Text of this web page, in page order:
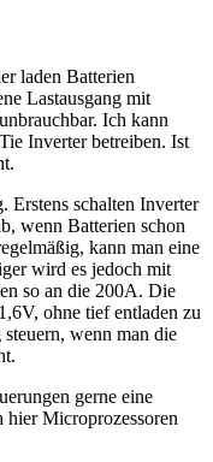
laden Batterien
Lastausgang mit
Ich kann
Inverter betreiben. Ist
Erstens schalten Inverter
wenn Batterien schon
kann man eine
wird es jedoch mit
so an die 200A. Die
ohne tief entladen zu
wenn man die
gerne eine
hier Microprozessoren